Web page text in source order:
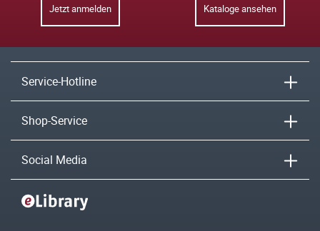
Jetzt anmelden Kataloge ansehen
Service-Hotline
Shop-Service
Social Media